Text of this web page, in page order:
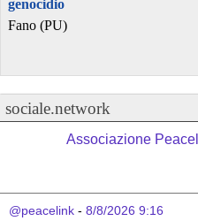
genocidio
Fano (PU)
sociale.network
Associazione
@peacelink - 8/8/2026 9:16